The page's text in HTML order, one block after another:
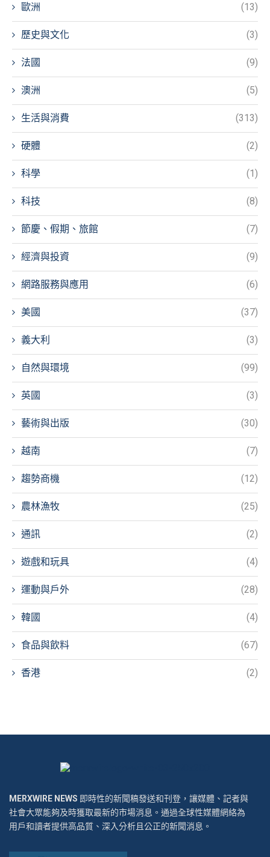
歐洲 (13)
歷史與文化 (3)
法國 (9)
澳洲 (5)
生活與消費 (313)
硬體 (2)
科學 (1)
科技 (8)
節慶、假期、旅館 (7)
經濟與投資 (9)
網路服務與應用 (6)
美國 (37)
義大利 (3)
自然與環境 (99)
英國 (3)
藝術與出版 (30)
越南 (7)
趨勢商機 (12)
農林漁牧 (25)
通訊 (2)
遊戲和玩具 (4)
運動與戶外 (28)
韓國 (4)
食品與飲料 (67)
香港 (2)
MERXWIRE NEWS 即時性的新聞稿發送和刊登，讓媒體、記者與
社會大眾能夠及時獲取最新的市場消息。通過全球性媒體網絡為
用戶和讀者提供高品質、深入分析且公正的新聞消息。